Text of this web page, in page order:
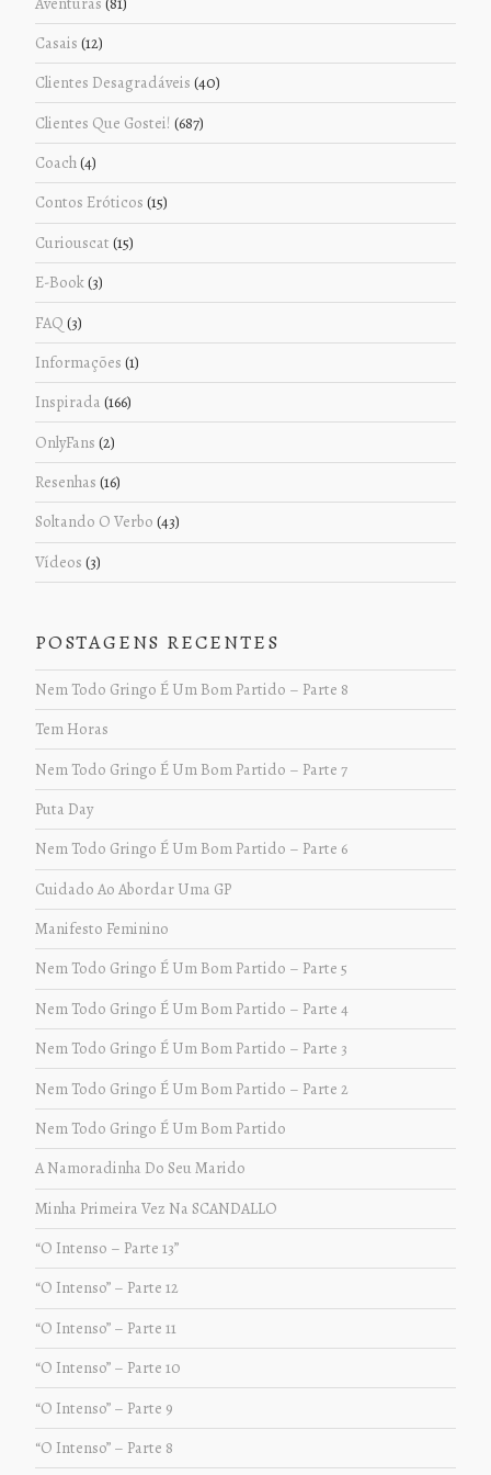
Casais (12)
Clientes Desagradáveis (40)
Clientes Que Gostei! (687)
Coach(4)
Contos Eróticos (15)
Curiouscat (15)
E-Book(3)
FAQ (3)
Informações (1)
Inspirada (166)
OnlyFans (2)
Resenhas (16)
Soltando O Verbo (43)
Vídeos (3)
POSTAGENS RECENTES
Nem Todo Gringo É Um Bom Partido – Parte 8
Tem Horas
Nem Todo Gringo É Um Bom Partido – Parte 7
Puta Day
Nem Todo Gringo É Um Bom Partido – Parte 6
Cuidado Ao Abordar Uma GP
Manifesto Feminino
Nem Todo Gringo É Um Bom Partido – Parte 5
Nem Todo Gringo É Um Bom Partido – Parte 4
Nem Todo Gringo É Um Bom Partido – Parte 3
Nem Todo Gringo É Um Bom Partido – Parte 2
Nem Todo Gringo É Um Bom Partido
A Namoradinha Do Seu Marido
Minha Primeira Vez Na SCANDALLO
“O Intenso – Parte 13”
“O Intenso” – Parte 12
“O Intenso” – Parte 11
“O Intenso” – Parte 10
“O Intenso” – Parte 9
“O Intenso” – Parte 8